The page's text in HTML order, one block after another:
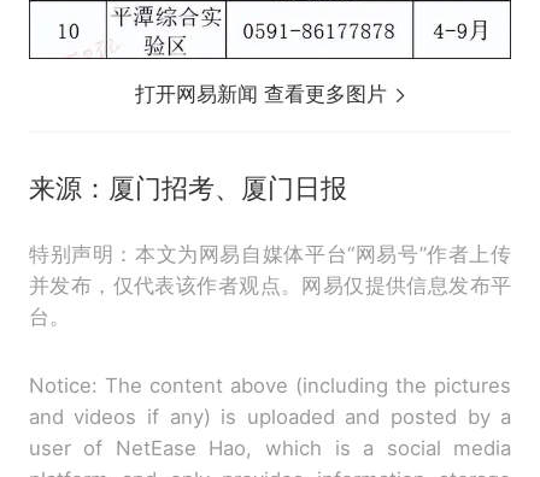
打开网易新闻 查看更多图片
来源：厦门招考、厦门日报
特别声明：本文为网易自媒体平台“网易号”作者上传
并发布，仅代表该作者观点。网易仅提供信息发布平
台。
Notice: The content above (including the pictures
and videos if any) is uploaded and posted by a
user of NetEase Hao, which is a social media